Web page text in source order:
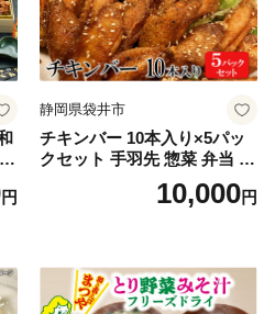
円
静岡県袋井市
チキンバー 10本入り×5パッ
クセット 手羽先 惣菜 弁当 お
かず お酒 おつまみ ギフト キ
ャンプ アウトドア キャンプ
10,000円